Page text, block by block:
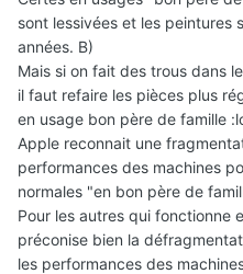
sont lessivées et les peintures
années. B)
Mais si on fait des trous dans
il faut refaire les pièces plus
en usage bon père de famille
Apple reconnait une
performances des machines
normales "en bon père de
Pour les autres qui fonctionne
préconise bien la
les performances des